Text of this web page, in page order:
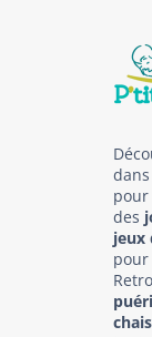
pour
des
jeux
pour